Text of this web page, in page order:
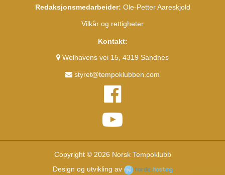
Redaksjonsmedarbeider: Ole-Petter Aareskjold
Vilkår og rettigheter
Kontakt:
Welhavens vei 15, 4319 Sandnes
styret@tempoklubben.com
Copyright © 2026 Norsk Tempoklubb
Design og utvikling av